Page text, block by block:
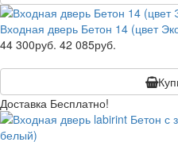
Входная дверь Бетон 14 (цвет
44 300руб. 42 085руб.
Доставка Бесплатно!